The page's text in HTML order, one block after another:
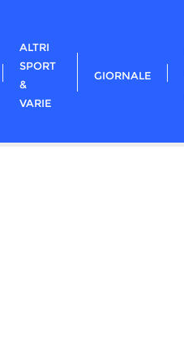
ALTRI
SPORT
&
VARIE
GIORNALE